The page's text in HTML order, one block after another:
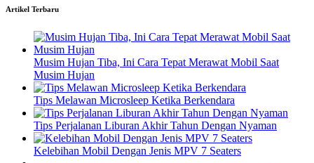
Artikel Terbaru
Musim Hujan Tiba, Ini Cara Tepat Merawat Mobil Saat
Musim Hujan
Tips Melawan Microsleep Ketika Berkendara
Tips Perjalanan Liburan Akhir Tahun Dengan Nyaman
Kelebihan Mobil Dengan Jenis MPV 7 Seaters